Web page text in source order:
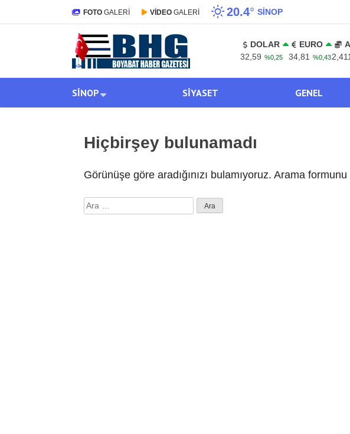
FOTO GALERİ VİDEO GALERİ 20.4° SINOP
DOLAR
32,59 %0,25
EURO
34,81
%0,432,411
SINOP SIYASET GENEL
Hiçbirşey bulunamadı
Görünüşe göre aradığınızı bulamıyoruz. Arama
Arama: